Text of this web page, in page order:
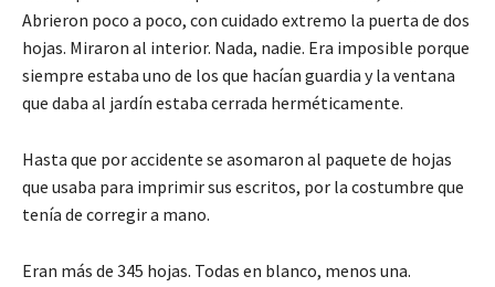
Abrieron poco a poco, con cuidado extremo la puerta de dos
hojas. Miraron al interior. Nada, nadie. Era imposible porque
siempre estaba uno de los que hacían guardia y la ventana
que daba al jardín estaba cerrada herméticamente.
Hasta que por accidente se asomaron al paquete de hojas
que usaba para imprimir sus escritos, por la costumbre que
tenía de corregir a mano.
Eran más de 345 hojas. Todas en blanco, menos una.